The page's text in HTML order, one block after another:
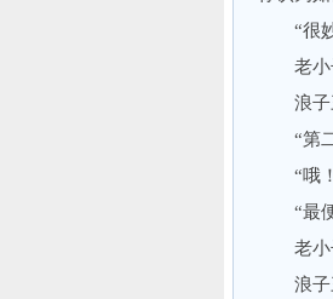
“很妙
老小子
浪子三
“第二
“哦！
“最便
老小子
浪子三